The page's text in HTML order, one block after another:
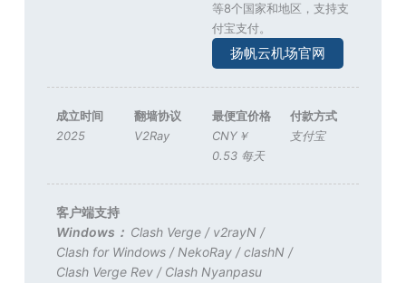
等8个国家和地区，支持支
付宝支付。
扬帆云机场官网
成立时间
2025
翻墙协议
V2Ray
最便宜价格
CNY￥
0.53 每天
付款方式
支付宝
客户端支持
Windows： Clash Verge / v2rayN /
Clash for Windows / NekoRay /clashN /
Clash Verge Rev / Clash Nyanpasu